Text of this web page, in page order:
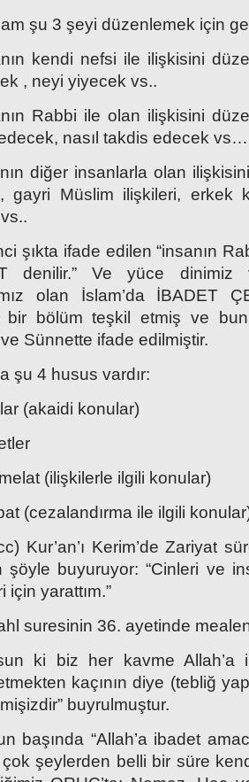
şu 3 şeyi düzenlemek için
kendi nefsi ile ilişkisini
, neyi yiyecek vs..
Rabbi ile olan ilişkisini
nasıl takdis edecek vs…
diğer insanlarla olan
gayri Müslim ilişkileri, erkek
şıkta ifade edilen “insanın
denilir.” Ve yüce
olan İslam’da İBADET
bir bölüm teşkil etmiş ve
ve Sünnette ifade edilmiştir.
şu 4 husus vardır:
(akaidi konular)
(ilişkilerle ilgili konular)
(cezalandırma ile ilgili
Kur’an’ı Kerim’de Zariyat
şöyle buyuruyor: “Cinleri ve
için yarattım.”
suresinin 36. ayetinde
ki biz her kavme Allah’a
kaçının diye (tebliğ
buyrulmuştur.
başında “Allah’a ibadet
şeylerden belli bir süre